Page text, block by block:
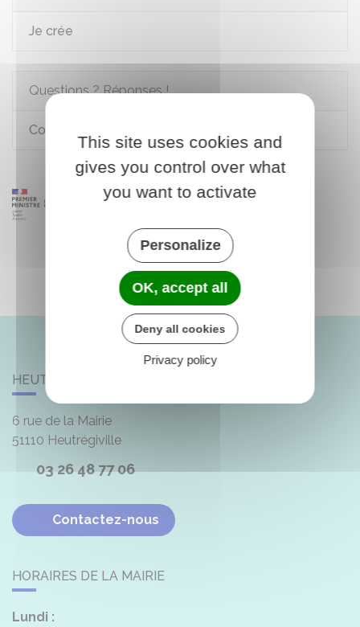
Je crée
Questions ? Réponses !
Comment créer une société ?
HEUTRÉGIVILLE
6 rue de la Mairie
51110 Heutrégiville
03 26 48 77 06
Contactez-nous
HORAIRES DE LA MAIRIE
Lundi :
This site uses cookies and
gives you control over what
you want to activate
Personalize
OK, accept all
Deny all cookies
Privacy policy